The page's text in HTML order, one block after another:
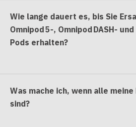
Wie lange dauert es, bis Sie
Omnipod 5-, Omnipod DASH-
Pods erhalten?
Was mache ich, wenn alle
sind?